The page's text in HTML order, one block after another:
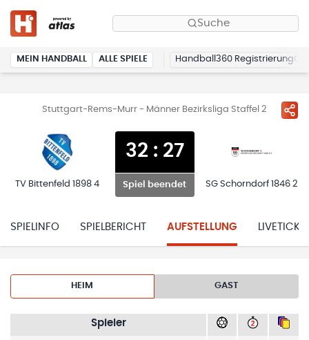
Suche
MEIN HANDBALL ALLE SPIELE Handball360 Registrierung
Stuttgart-Rems-Murr - Männer Bezirksliga Staffel 2
TV Bittenfeld 1898 4
32: 27
Spiel beendet SG Schorndorf 1846 2
SPIELINFO SPIELBERICHT AUFSTELLUNG
HEIM GAST
Spieler